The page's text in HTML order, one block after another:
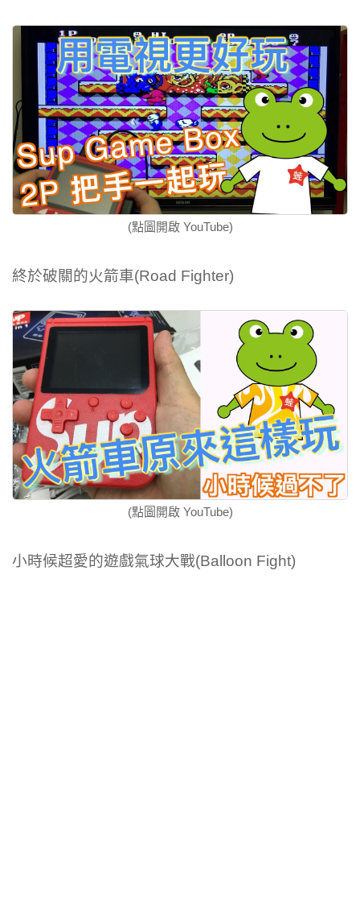
(點圖開啟 YouTube)
終於破關的火箭車(Road Fighter)
(點圖開啟 YouTube)
小時候超愛的遊戲氣球大戰(Balloon Fight)